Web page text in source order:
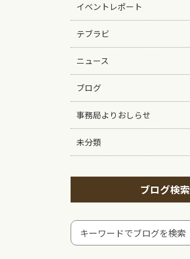
イベントレポート
テブラビ
ニュース
ブログ
事務局よりおしらせ
未分類
ブログ検索